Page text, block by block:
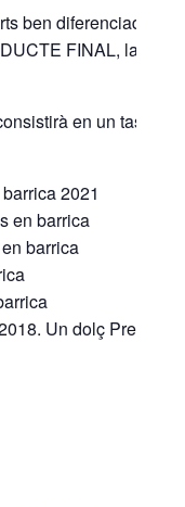
ben diferenciades,
FINAL, la
en un tast
2021
en barrica
barrica
Un dolç